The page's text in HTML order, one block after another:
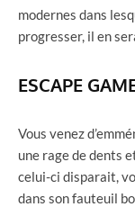
modernes dans
progresser, il en
ESCAPE
Vous venez
une rage de dents
celui-ci disparait,
dans son fauteuil